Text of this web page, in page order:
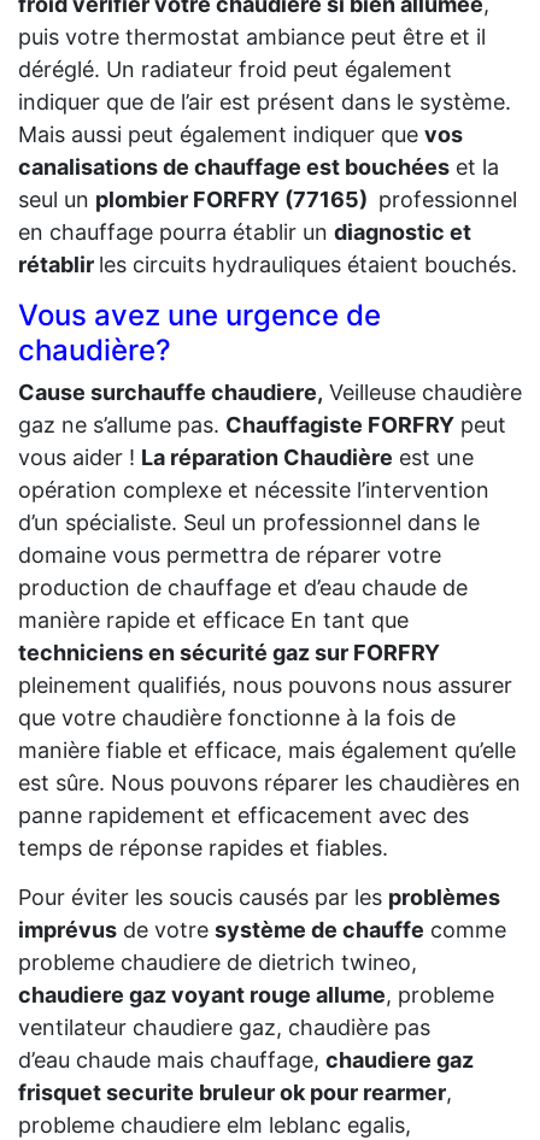
puis votre thermostat ambiance peut être et il
déréglé. Un radiateur froid peut également
indiquer que de l’air est présent dans le système.
Mais aussi peut également indiquer que vos
canalisations de chauffage est bouchées et la
seul un plombier FORFRY (77165) professionnel
en chauffage pourra établir un diagnostic et
rétablir les circuits hydrauliques étaient bouchés.
Vous avez une urgence de
chaudière?
Cause surchauffe chaudiere, Veilleuse chaudière
gaz ne s’allume pas. Chauffagiste FORFRY peut
vous aider ! La réparation Chaudière est une
opération complexe et nécessite l’intervention
d’un spécialiste. Seul un professionnel dans le
domaine vous permettra de réparer votre
production de chauffage et d’eau chaude de
manière rapide et efficace En tant que
techniciens en sécurité gaz sur FORFRY
pleinement qualifiés, nous pouvons nous assurer
que votre chaudière fonctionne à la fois de
manière fiable et efficace, mais également qu’elle
est sûre. Nous pouvons réparer les chaudières en
panne rapidement et efficacement avec des
temps de réponse rapides et fiables.
Pour éviter les soucis causés par les problèmes
imprévus de votre système de chauffe comme
probleme chaudiere de dietrich twineo,
chaudiere gaz voyant rouge allume, probleme
ventilateur chaudiere gaz, chaudière pas
d’eau chaude mais chauffage, chaudiere gaz
frisquet securite bruleur ok pour rearmer,
probleme chaudiere elm leblanc egalis,